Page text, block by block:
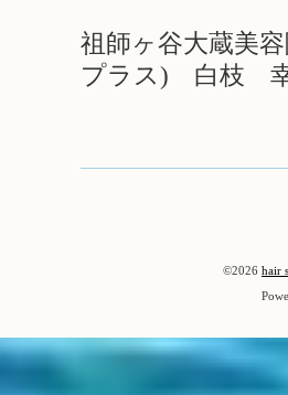
祖師ヶ谷大蔵美容
プラス) 白枝
©2026 hair